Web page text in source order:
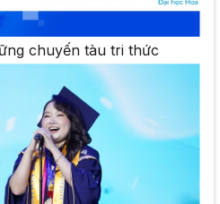
chuyến tàu tri thức